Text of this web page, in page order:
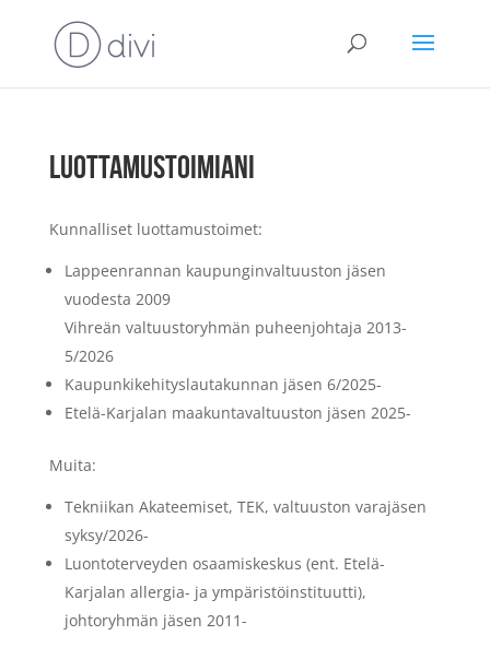
LUOTTAMUSTOIMIANI
Kunnalliset luottamustoimet:
Lappeenrannan kaupunginvaltuuston jäsen
vuodesta 2009
Vihreän valtuustoryhmän puheenjohtaja 2013-
5/2026
Kaupunkikehityslautakunnan jäsen 6/2025-
Etelä-Karjalan maakuntavaltuuston jäsen 2025-
Muita:
Tekniikan Akateemiset, TEK, valtuuston varajäsen
syksy/2026-
Luontoterveyden osaamiskeskus (ent. Etelä-
Karjalan allergia- ja ympäristöinstituutti),
johtoryhmän jäsen 2011-